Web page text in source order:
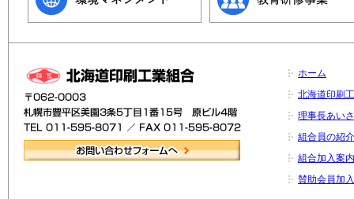
ホーム
北海道印刷
理事長あい
組合員の紹介
組合加入案内
賛助会員加